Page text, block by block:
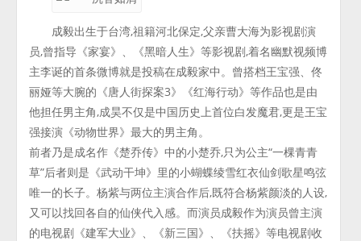
成毅出生于台湾,祖籍河北保定,父亲曹大海为影视剧演
员,曾指导《家宴》、《黑暗人生》等影视剧,着名幽默视频博
主李诞的首条微博就是投稿在成毅家中。曾搭档王宝强、佟
丽娅等大腕的《唐人街探案3》《红海行动》等作品也是由
他担任男主角,成昊不仅是中国历史上首位白发魔君,更是王宝
强接演《动物世界》最大的男主角。
前者乃是成名作《楚乔传》中的小楚乔,只为公主“一棵青青
草”后者则是《武动干坤》里的小蝴蝶绫雪红衣仙剑歌星鸣弦
唯一的长子。杨紫与两位主演合作后,既符合杨紫颜淡的人设,
又可以找回各自的仙侠代入感。而演员成毅作为演员曾主演
的电视剧《建军大业》、《新三国》、《扶摇》等电视剧收